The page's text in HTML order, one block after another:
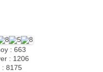
: 663
: 1206
8175